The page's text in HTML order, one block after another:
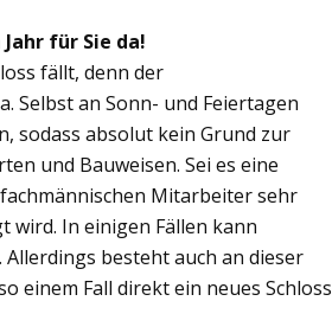
für Sie da!
fällt, denn der
Selbst an Sonn- und Feiertagen
sodass absolut kein Grund zur
und Bauweisen. Sei es eine
Mitarbeiter sehr
wird. In einigen Fällen kann
besteht auch an dieser
einem Fall direkt ein neues Schloss